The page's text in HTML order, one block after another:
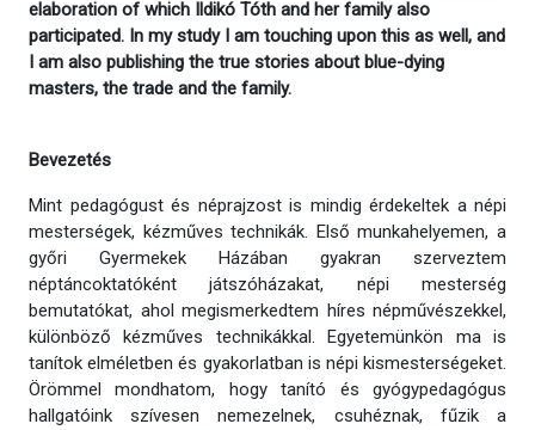
elaboration of which Ildikó Tóth and her family also
participated. In my study I am touching upon this as well, and
I am also publishing the true stories about blue-dying
masters, the trade and the family.
Bevezetés
Mint pedagógust és néprajzost is mindig érdekeltek a népi
mesterségek, kézműves technikák. Első munkahelyemen, a
győri Gyermekek Házában gyakran szerveztem
néptáncoktatóként játszóházakat, népi mesterség
bemutatókat, ahol megismerkedtem híres népművészekkel,
különböző kézműves technikákkal. Egyetemünkön ma is
tanítok elméletben és gyakorlatban is népi kismesterségeket.
Örömmel mondhatom, hogy tanító és gyógypedagógus
hallgatóink szívesen nemezelnek, csuhéznak, fűzik a